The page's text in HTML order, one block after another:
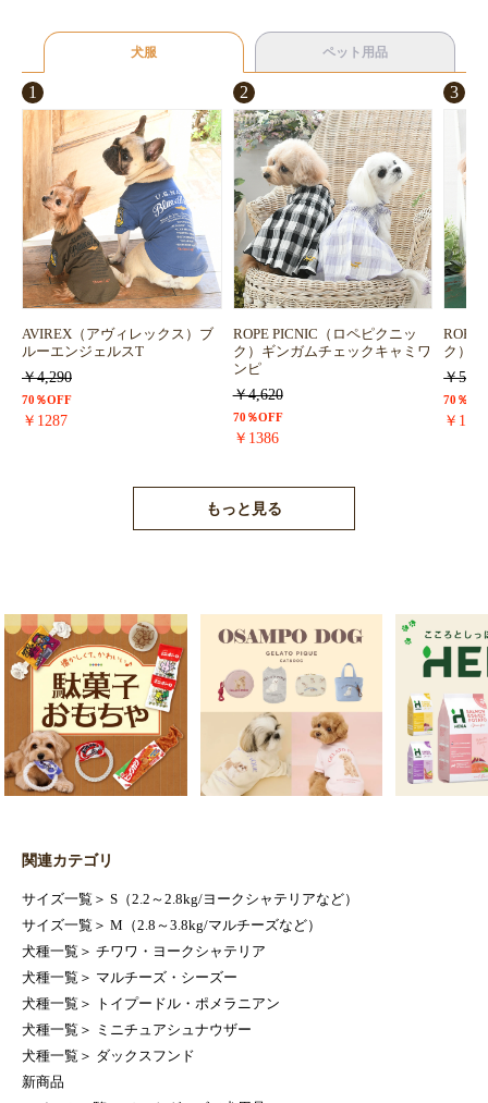
犬服 ペット用品
1
AVIREX（アヴィレックス）ブ
ルーエンジェルスT
￥4,290
70％OFF
￥1287
2
ROPE PICNIC（ロペピクニッ
ク）ギンガムチェックキャミワ
ンピ
￥4,620
70％OFF
￥1386
3
ROPE
ク）
￥
70％
￥
もっと見る
関連カテゴリ
サイズ一覧 ＞ S（2.2～2.8kg/ヨークシャテリアなど）
サイズ一覧 ＞ M（2.8～3.8kg/マルチーズなど）
犬種一覧 ＞ チワワ・ヨークシャテリア
犬種一覧 ＞ マルチーズ・シーズー
犬種一覧 ＞
トイプードル・ポメラニアン
犬種一覧 ＞
ミニチュアシュナウザー
犬種一覧 ＞ ダックスフンド
新商品